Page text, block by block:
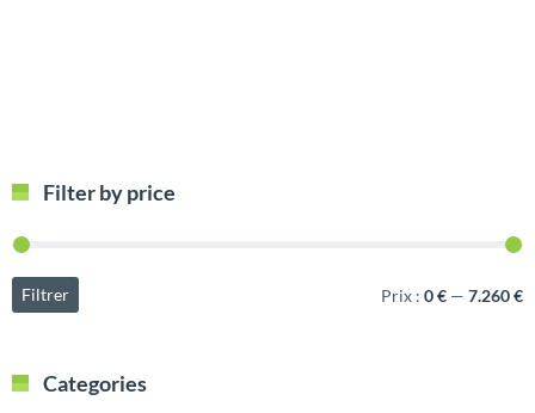
Filter by price
Filtrer Prix : 0 € — 7.260 €
Categories